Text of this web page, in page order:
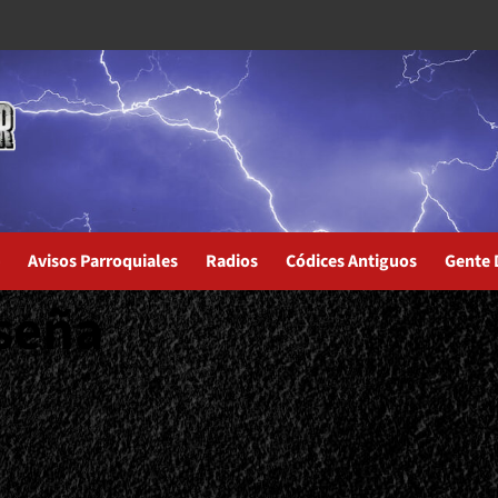
Avisos Parroquiales Radios Códices Antiguos Gente